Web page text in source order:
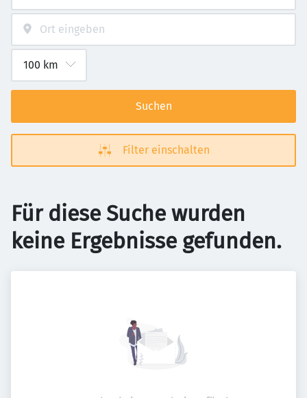
Suchen
Filter einschalten
Für diese Suche wurden
keine Ergebnisse gefunden.